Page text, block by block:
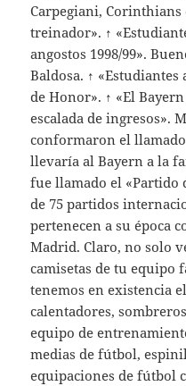
Carpegiani,
treinador». ↑
angostos 1998/99».
Baldosa. ↑
de Honor». ↑ «El
escalada de ingresos».
conformaron el
llevaría al Bayern a la
fue llamado el «Partido
de 75 partidos
pertenecen a su época
Madrid. Claro, no solo
camisetas de tu equipo
tenemos en existencia
calentadores,
equipo de
medias de fútbol,
equipaciones de fútbol